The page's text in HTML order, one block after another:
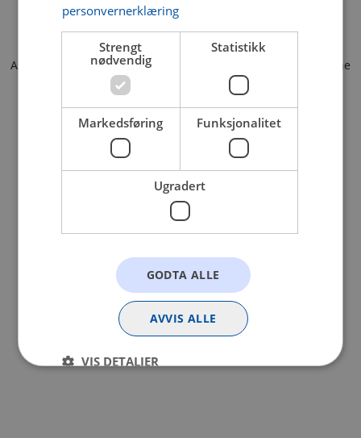
Application error: a client-side exception has occurred (see the
browser console for more information).
personvernerklæring
Strengt
nødvendig
Statistikk
Markedsføring Funksjonalitet
Ugradert
GODTA ALLE
AVVIS ALLE
VIS DETALJER